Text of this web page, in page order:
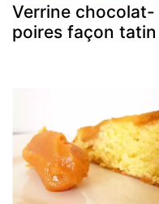
Verrine chocolat-
poires façon tatin